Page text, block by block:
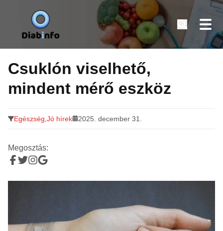
Tovább
tartalomra
Diabinfo.hu – Információk cukorbetegeknek
Csuklón viselhető,
mindent mérő eszköz
Egészség Jó hírek 2025. december 31.
Megosztás: